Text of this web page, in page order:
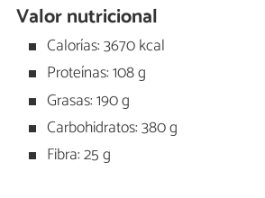
Valor nutricional
Calorías: 3670 kcal
Proteínas: 108 g
Grasas: 190 g
Carbohidratos: 380 g
Fibra: 25 g